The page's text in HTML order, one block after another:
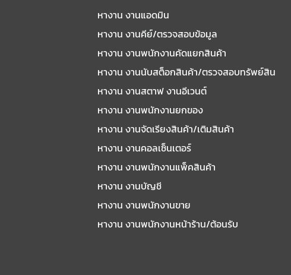
หางาน งานแอดมิน
หางาน งานคีย์/ตรวจสอบข้อมูล
หางาน งานพนักงานคัดแยกสินค้า
หางาน งานนับสต็อกสินค้า/ตรวจสอบทรัพย์สิน
หางาน งานสตาฟ งานอีเวนต์
หางาน งานพนักงานยกของ
หางาน งานจัดเรียงสินค้า/เติมสินค้า
หางาน งานคอลเซ็นเตอร์
หางาน งานพนักงานแพ็คสินค้า
หางาน งานบัญชี
หางาน งานพนักงานขาย
หางาน งานพนักงานหน้าร้าน/ต้อนรับ